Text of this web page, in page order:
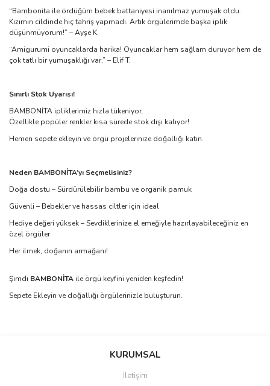
“Bambonita ile ördüğüm bebek battaniyesi inanılmaz yumuşak oldu.
Kızımın cildinde hiç tahriş yapmadı. Artık örgülerimde başka iplik
düşünmüyorum!” – Ayşe K.
“Amigurumi oyuncaklarda harika! Oyuncaklar hem sağlam duruyor hem de
çok tatlı bir yumuşaklığı var.” – Elif T.
Sınırlı Stok Uyarısı!
BAMBONİTA ipliklerimiz hızla tükeniyor.
Özellikle popüler renkler kısa sürede stok dışı kalıyor!
Hemen sepete ekleyin ve örgü projelerinize doğallığı katın.
Neden BAMBONİTA’yı Seçmelisiniz?
Doğa dostu – Sürdürülebilir bambu ve organik pamuk
Güvenli – Bebekler ve hassas ciltler için ideal
Hediye değeri yüksek – Sevdiklerinize el emeğiyle hazırlayabileceğiniz en
özel örgüler
Her ilmek, doğanın armağanı!
Şimdi BAMBONİTA ile örgü keyfini yeniden keşfedin!
Sepete Ekleyin ve doğallığı örgülerinizle buluşturun.
Bu ürüne ilk yorumu siz yapın!
KURUMSAL
İletişim